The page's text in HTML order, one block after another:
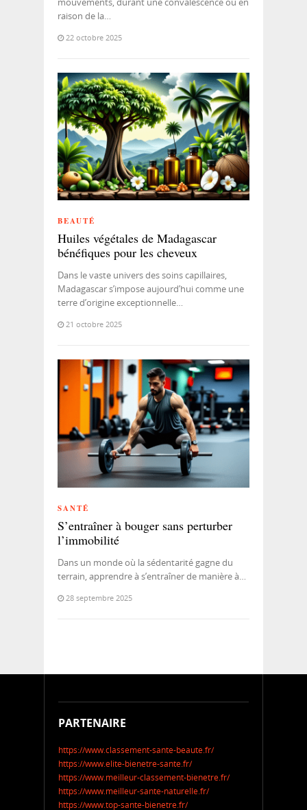
raison de la…
22 octobre 2025
BEAUTÉ
Huiles végétales de Madagascar
bénéfiques pour les cheveux
Dans le vaste univers des soins capillaires,
Madagascar s’impose aujourd’hui comme une
terre d’origine exceptionnelle…
21 octobre 2025
SANTÉ
S’entraîner à bouger sans perturber
l’immobilité
Dans un monde où la sédentarité gagne du
terrain, apprendre à s’entraîner de manière à…
28 septembre 2025
PARTENAIRE
https://www.classement-sante-beaute.fr/
https://www.elite-bienetre-sante.fr/
https://www.meilleur-classement-bienetre.fr/
https://www.meilleur-sante-naturelle.fr/
https://www.top-sante-bienetre.fr/